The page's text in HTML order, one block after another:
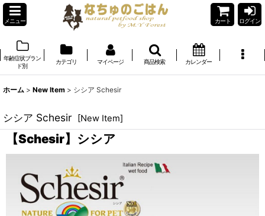
メニュー カート ログイン
年齢症状ブラン
ド別
カテゴリ マイページ 商品検索 カレンダー
ホーム > New Item > シシア Schesir
シシア Schesir [New Item]
【Schesir】シシア